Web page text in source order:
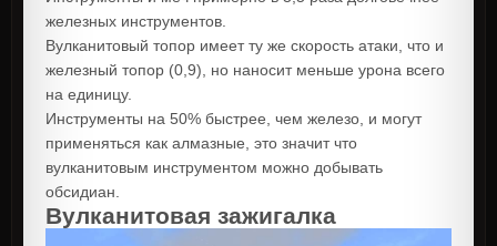
железных инструментов.
Вулканитовый топор имеет ту же скорость атаки, что и
железный топор (0,9), но наносит меньше урона всего
на единицу.
Инструменты на 50% быстрее, чем железо, и могут
применяться как алмазные, это значит что
вулканитовым инструментом можно добывать
обсидиан.
Вулканитовая зажигалка